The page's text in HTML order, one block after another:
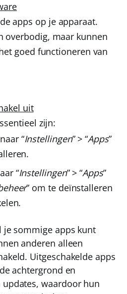
apps op je apparaat.
overbodig, maar kunnen
goed functioneren van
uit
zijn:
“Instellingen” > “Apps”
“Instellingen” > “Apps”
” om te deïnstalleren
sommige apps kunt
anderen alleen
Uitgeschakelde apps
achtergrond en
updates, waardoor hun